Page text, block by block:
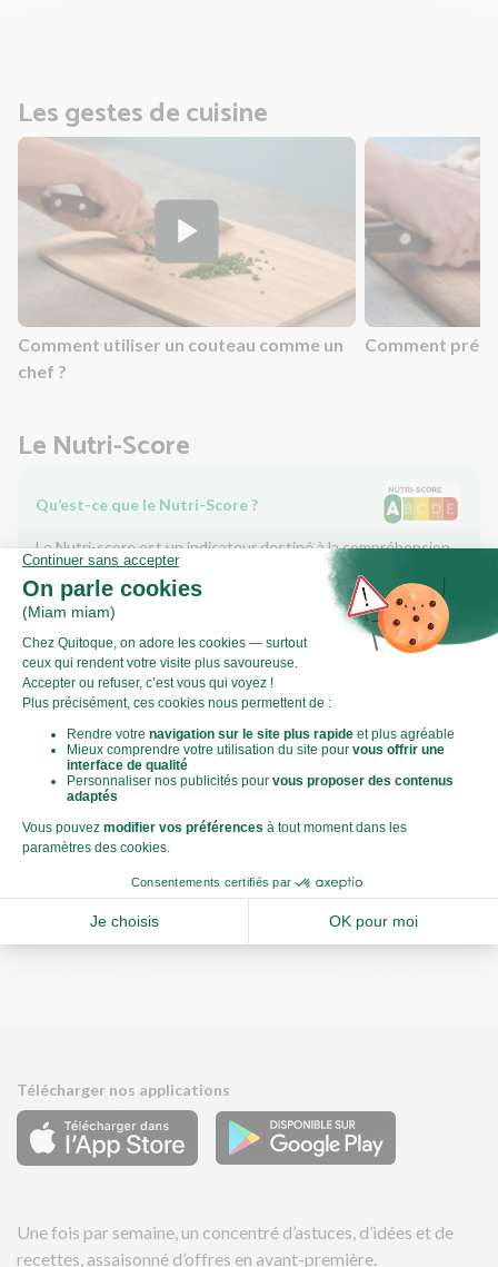
Les gestes de cuisine
Comment utiliser un couteau comme un
chef ?
Comment
Le Nutri-Score
Qu’est-ce que le Nutri-Score ?
Le Nutri-score est un indicateur destiné à la compréhension
des informations nutritionnelles. Les recettes ou les produits
sont classés de A à E en fonction de leur teneur en aliments à
favoriser (fibres, protéines, fruits, légumes, légumineuses...)
et en aliments à limiter (énergie, acides gras saturés, sucres,
sel...).
Score calculé par
Le Score Carbone
Qu’est-ce que le score carbone ?
C'est un logo qui vous permet de visualiser l’empreinte
toujours aussi gourmands. Plus d'informationsici
Télécharger nos applications
Une fois par semaine, un concentré d’astuces, d’idées et de
recettes, assaisonné d’offres en avant-première.